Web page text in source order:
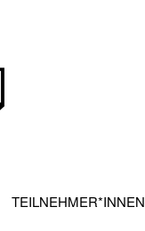
TEILNEHMER*INNEN